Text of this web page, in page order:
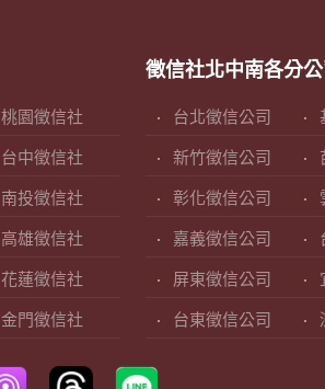
桃園徵信社
台中徵信社
南投徵信社
高雄徵信社
花蓮徵信社
金門徵信社
徵信社北中南各分公
台北徵信公司
新竹徵信公司
彰化徵信公司
嘉義徵信公司
屏東徵信公司
台東徵信公司